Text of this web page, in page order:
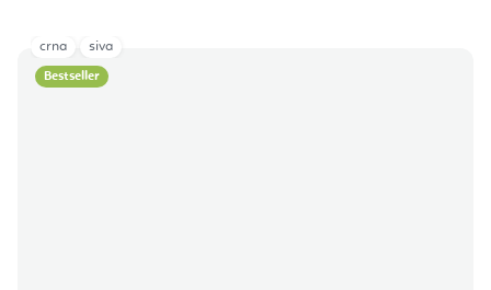
Bestseller
crna siva